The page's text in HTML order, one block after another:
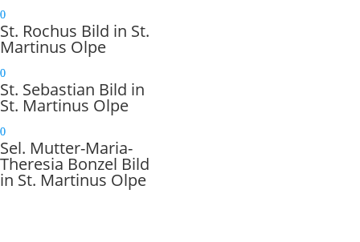
St. Rochus Bild in St.
Martinus Olpe
St. Sebas­tian Bild in
St. Martinus Olpe
Sel. Mutter-Maria-
Theresia Bonzel Bild
in St. Martinus Olpe